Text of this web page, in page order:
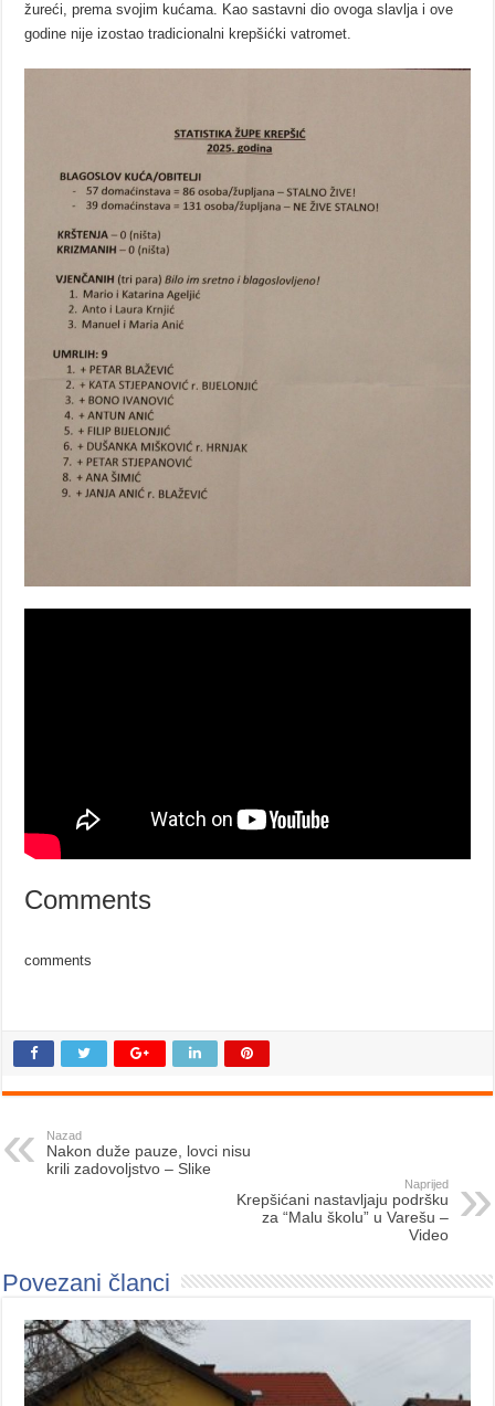
žureći, prema svojim kućama. Kao sastavni dio ovoga slavlja i ove
godine nije izostao tradicionalni krepšićki vatromet.
Comments
comments
Nazad
Nakon duže pauze, lovci nisu
krili zadovoljstvo – Slike
Naprijed
Krepšićani nastavljaju podršku
za “Malu školu” u Varešu –
Video
Povezani članci